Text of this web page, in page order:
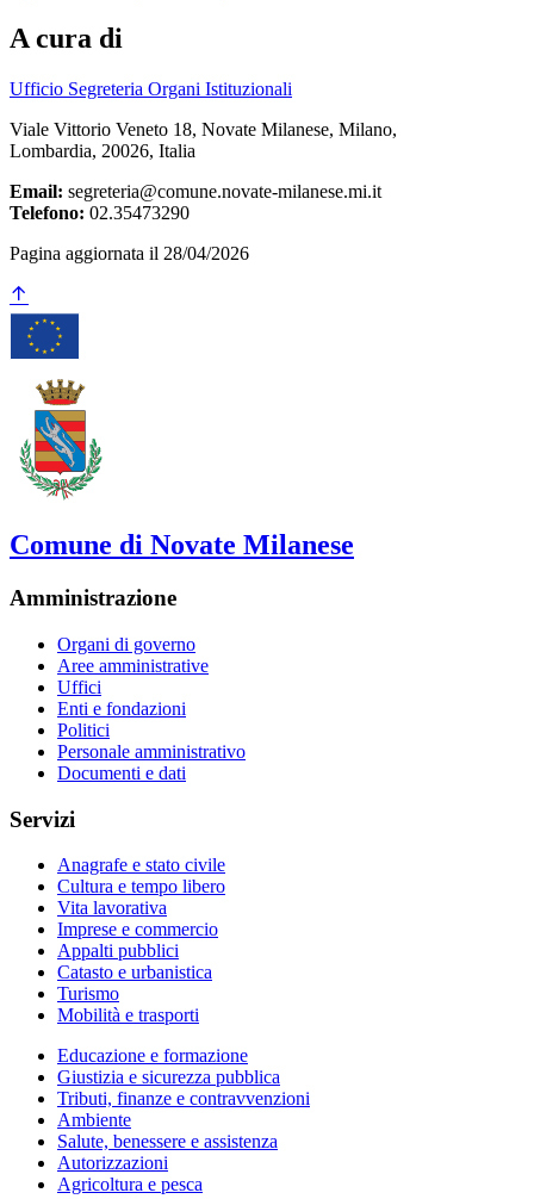
A cura di
Ufficio Segreteria Organi Istituzionali
Viale Vittorio Veneto 18, Novate Milanese, Milano,
Lombardia, 20026, Italia
Email: segreteria@comune.novate-milanese.mi.it
Telefono: 02.35473290
Pagina aggiornata il 28/04/2026
Comune di Novate Milanese
Amministrazione
Organi di governo
Aree amministrative
Uffici
Enti e fondazioni
Politici
Personale amministrativo
Documenti e dati
Servizi
Anagrafe e stato civile
Cultura e tempo libero
Vita lavorativa
Imprese e commercio
Appalti pubblici
Catasto e urbanistica
Turismo
Mobilità e trasporti
Educazione e formazione
Giustizia e sicurezza pubblica
Tributi, finanze e contravvenzioni
Ambiente
Salute, benessere e assistenza
Autorizzazioni
Agricoltura e pesca